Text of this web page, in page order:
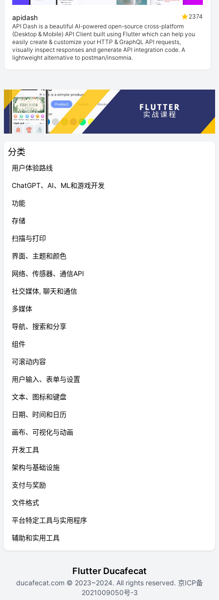
分类
用户体验路线
ChatGPT、AI、ML和游戏开发
功能
存储
扫描与打印
界面、主题和颜色
网络、传感器、通信API
社交媒体, 聊天和通信
多媒体
导航、搜索和分享
组件
可滚动内容
用户输入、表单与设置
文本、图标和键盘
日期、时间和日历
画布、可视化与动画
开发工具
架构与基础设施
支付与奖励
文件格式
平台特定工具与实用程序
辅助和实用工具
apidash
2374
API Dash is a beautiful AI-powered open-source cross-platform
(Desktop & Mobile) API Client built using Flutter which can help you
easily create & customize your HTTP & GraphQL API requests,
visually inspect responses and generate API integration code. A
lightweight alternative to postman/insomnia.
Flutter Ducafecat
ducafecat.com © 2023~2024. All rights reserved. 京ICP备
2021009050号-3